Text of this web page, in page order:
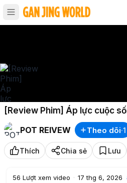
[Review Phim] Áp lực cuộc
lên kế hoạch ngoại tình
POT REIVEW
Theo dõi·1
Thích Chia sẻ Lưu
56 Lượt xem video · 17 thg 6, 2026